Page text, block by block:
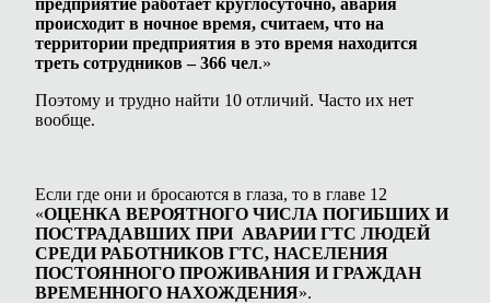
предприятие работает круглосуточно, авария
происходит в ночное время, считаем, что на
территории предприятия в это время находится
треть сотрудников – 366 чел.»
Поэтому и трудно найти 10 отличий. Часто их нет
вообще.
Если где они и бросаются в глаза, то в главе 12
«ОЦЕНКА ВЕРОЯТНОГО ЧИСЛА ПОГИБШИХ И
ПОСТРАДАВШИХ ПРИ АВАРИИ ГТС ЛЮДЕЙ
СРЕДИ РАБОТНИКОВ ГТС, НАСЕЛЕНИЯ
ПОСТОЯННОГО ПРОЖИВАНИЯ И ГРАЖДАН
ВРЕМЕННОГО НАХОЖДЕНИЯ».